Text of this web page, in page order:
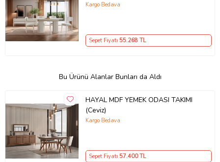
Kargo Bedava
Sepet Fiyatı 55.268TL
Bu Ürünü Alanlar Bunları da Aldı
HAYAL MDF YEMEK ODASI TAKIMI
(Ceviz)
Kargo Bedava
Sepet Fiyatı 57.400TL